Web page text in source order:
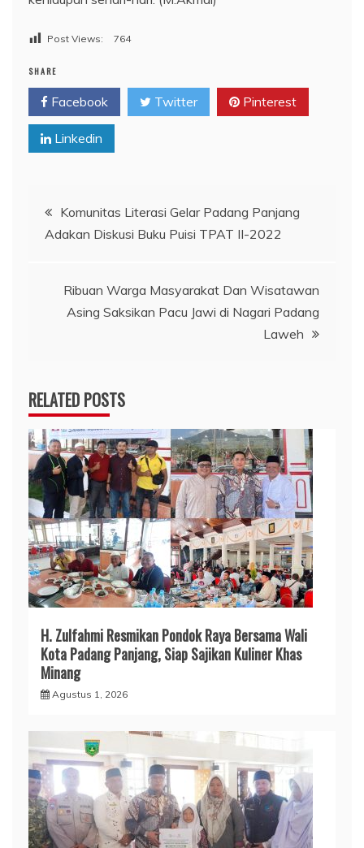
Post Views: 764
SHARE
Facebook Twitter Pinterest
Linkedin
Navigasi
pos
Komunitas Literasi Gelar Padang Panjang
Adakan Diskusi Buku Puisi TPAT II-2022
Ribuan Warga Masyarakat Dan Wisatawan
Asing Saksikan Pacu Jawi di Nagari Padang
Laweh
RELATED POSTS
H. Zulfahmi Resmikan Pondok Raya Bersama Wali
Kota Padang Panjang, Siap Sajikan Kuliner Khas
Minang
Agustus 1, 2026